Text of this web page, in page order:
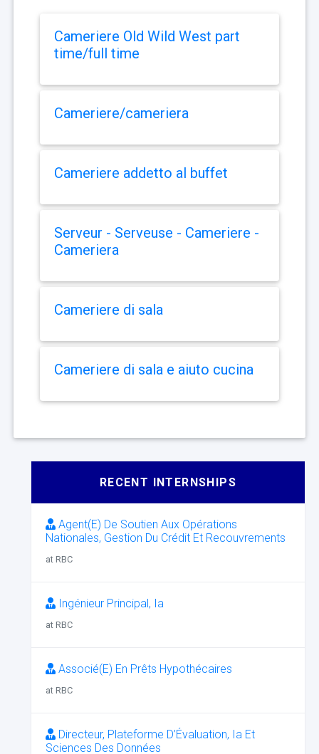
Cameriere Old Wild West part
time/full time
Cameriere/cameriera
Cameriere addetto al buffet
Serveur - Serveuse - Cameriere -
Cameriera
Cameriere di sala
Cameriere di sala e aiuto cucina
RECENT INTERNSHIPS
Agent(E) De Soutien Aux Opérations
Nationales, Gestion Du Crédit Et Recouvrements
at RBC
Ingénieur Principal, Ia
at RBC
Associé(E) En Prêts Hypothécaires
at RBC
Directeur, Plateforme D’Évaluation, Ia Et
Sciences Des Données